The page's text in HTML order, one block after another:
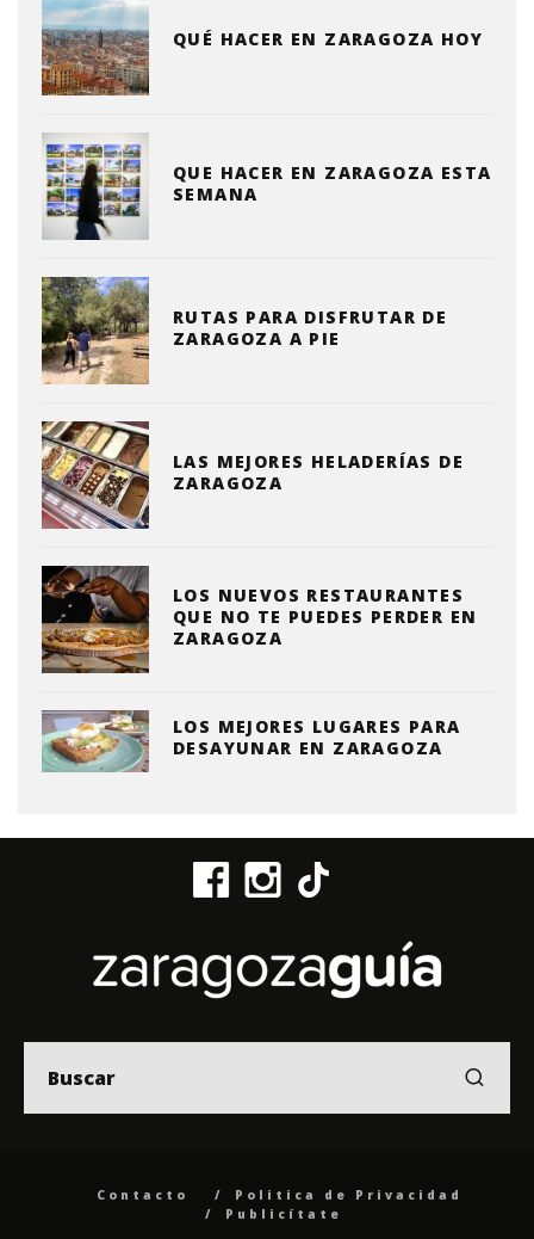
QUÉ HACER EN ZARAGOZA HOY
QUE HACER EN ZARAGOZA ESTA
SEMANA
RUTAS PARA DISFRUTAR DE
ZARAGOZA A PIE
LAS MEJORES HELADERÍAS DE
ZARAGOZA
LOS NUEVOS RESTAURANTES
QUE NO TE PUEDES PERDER EN
ZARAGOZA
LOS MEJORES LUGARES PARA
DESAYUNAR EN ZARAGOZA
Contacto
Politica de Privacidad
Publicítate